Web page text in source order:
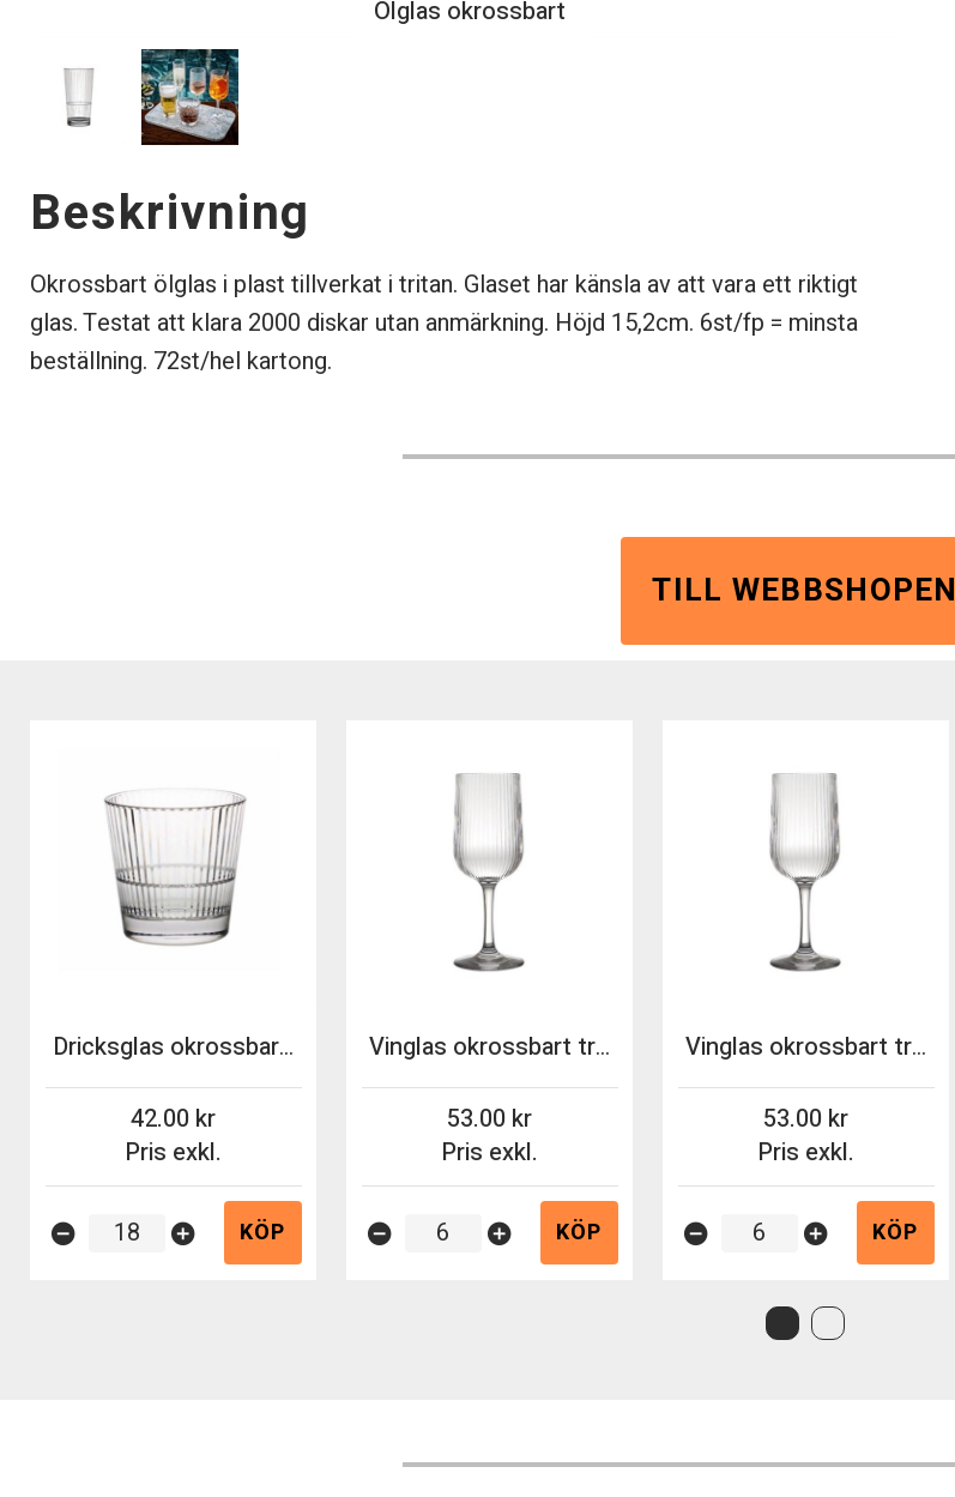
Ölglas okrossbart
Beskrivning
Okrossbart ölglas i plast tillverkat i tritan. Glaset har känsla av att vara ett riktigt
glas. Testat att klara 2000 diskar utan anmärkning. Höjd 15,2cm. 6st/fp = minsta
beställning. 72st/hel kartong.
TILL WEBBSHOPEN
Dricksglas okrossbart tritan Stripe 35,5cl
Pris exkl.
42.00
remove_circle add_circle KÖP
Vinglas okrossbart tritan Stripe 38cl
Pris exkl.
53.00
remove_circle add_circle KÖP
Vinglas okrossbart tritan Stripe 30cl
Pris exkl.
53.00
remove_circle add_circle KÖP